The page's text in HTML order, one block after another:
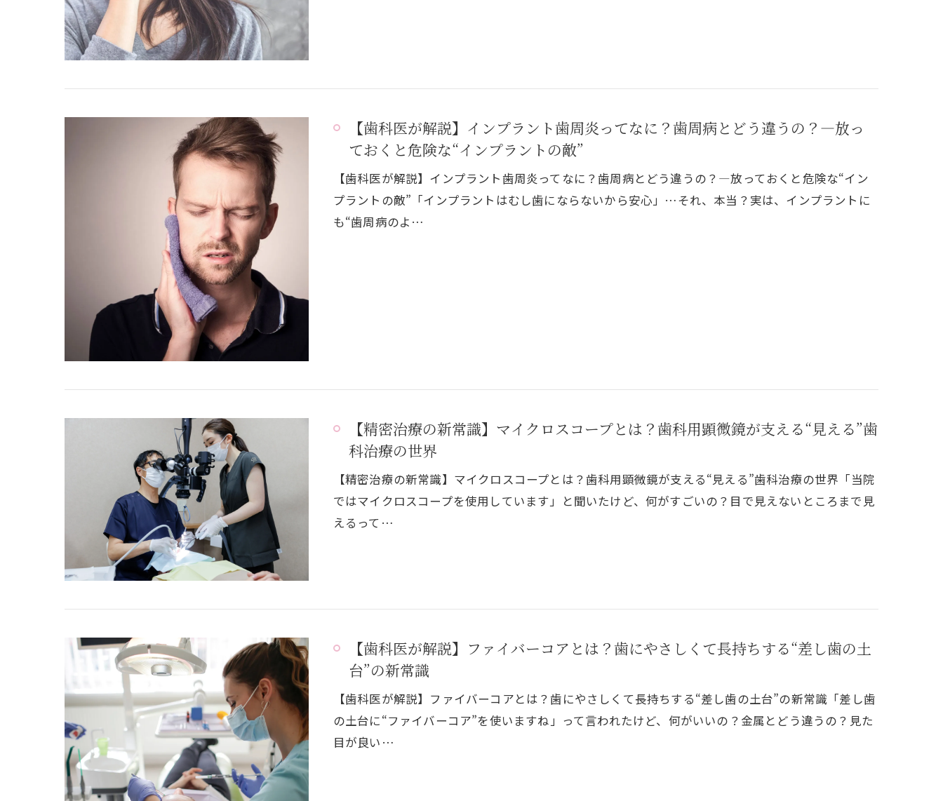
【歯科医が解説】インプラント歯周炎ってなに？歯周病とどう違うの？―放っ
ておくと危険な“インプラントの敵”
【歯科医が解説】インプラント歯周炎ってなに？歯周病とどう違うの？―放っておくと危険な“イン
プラントの敵”「インプラントはむし歯にならないから安心」…それ、本当？実は、インプラントに
も“歯周病のよ…
【精密治療の新常識】マイクロスコープとは？歯科用顕微鏡が支える“見える”歯
科治療の世界
【精密治療の新常識】マイクロスコープとは？歯科用顕微鏡が支える“見える”歯科治療の世界「当院
ではマイクロスコープを使用しています」と聞いたけど、何がすごいの？目で見えないところまで見
えるって…
【歯科医が解説】ファイバーコアとは？歯にやさしくて長持ちする“差し歯の土
台”の新常識
【歯科医が解説】ファイバーコアとは？歯にやさしくて長持ちする“差し歯の土台”の新常識「差し歯
の土台に“ファイバーコア”を使いますね」って言われたけど、何がいいの？金属とどう違うの？見た
目が良い…